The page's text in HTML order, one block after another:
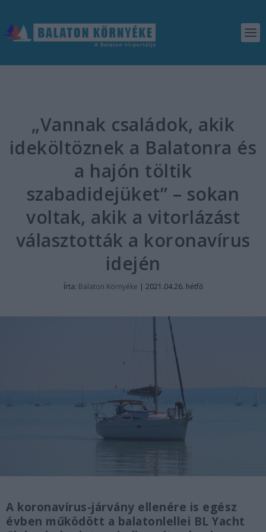
„Vannak családok, akik
ideköltöznek a Balatonra és
a hajón töltik
szabadidejüket” – sokan
voltak, akik a vitorlázást
választották a koronavírus
idején
Írta: Balaton Környéke | 2021.04.26. hétfő
A koronavírus-járvány ellenére is egész
évben működött a balatonlellei BL Yacht